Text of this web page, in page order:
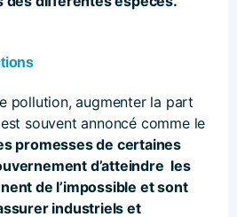
pollution, augmenter la part
souvent annoncé comme le
promesses de certaines
d’atteindre les
de l’impossible et sont
industriels et